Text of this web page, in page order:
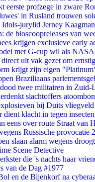
eerste profzege in zware
in Rusland trouwen
Idols-jurylid Jerney
de bioscoopreleases van
krijgen exclusieve early
met G-cup wil als
uit vak gezet om
krijgt zijn eigen
Braziliaans
twee militairen in Zuid-
slachtoffers
bij Duits
dient klacht in tegen
eens over route Straat van
Russische provocatie
slaan alarm wegens
Scene Detective
die 's nachts haar
van de Dag #1977
en de Bijenkorf na